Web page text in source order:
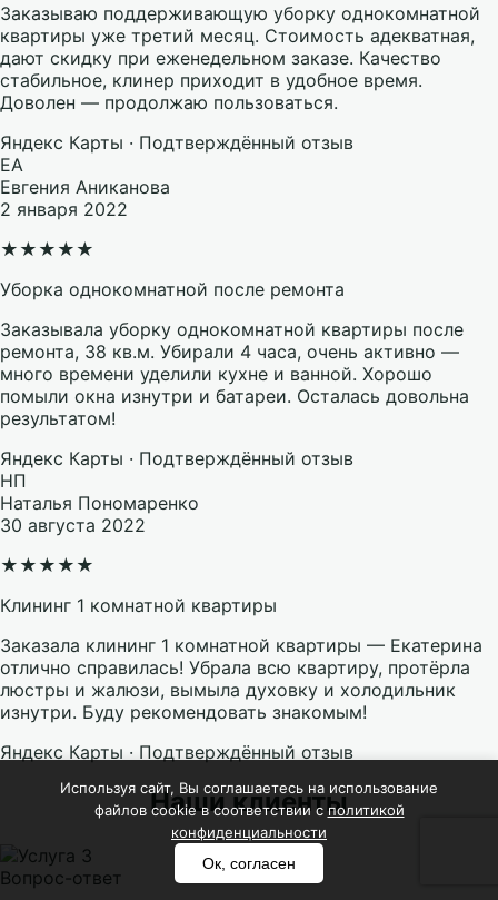
Заказываю поддерживающую уборку однокомнатной
квартиры уже третий месяц. Стоимость адекватная,
дают скидку при еженедельном заказе. Качество
стабильное, клинер приходит в удобное время.
Доволен — продолжаю пользоваться.
Яндекс Карты · Подтверждённый отзыв
ЕА
Евгения Аниканова
2 января 2022
★ ★ ★ ★ ★
Уборка однокомнатной после ремонта
Заказывала уборку однокомнатной квартиры после
ремонта, 38 кв.м. Убирали 4 часа, очень активно —
много времени уделили кухне и ванной. Хорошо
помыли окна изнутри и батареи. Осталась довольна
результатом!
Яндекс Карты · Подтверждённый отзыв
НП
Наталья Пономаренко
30 августа 2022
★ ★ ★ ★ ★
Клининг 1 комнатной квартиры
Заказала клининг 1 комнатной квартиры — Екатерина
отлично справилась! Убрала всю квартиру, протёрла
люстры и жалюзи, вымыла духовку и холодильник
изнутри. Буду рекомендовать знакомым!
Яндекс Карты · Подтверждённый отзыв
Наши клиенты
Вопрос-ответ
Используя сайт, Вы соглашаетесь на использование
файлов cookie в соответствии с политикой
конфиденциальности
Ок, согласен